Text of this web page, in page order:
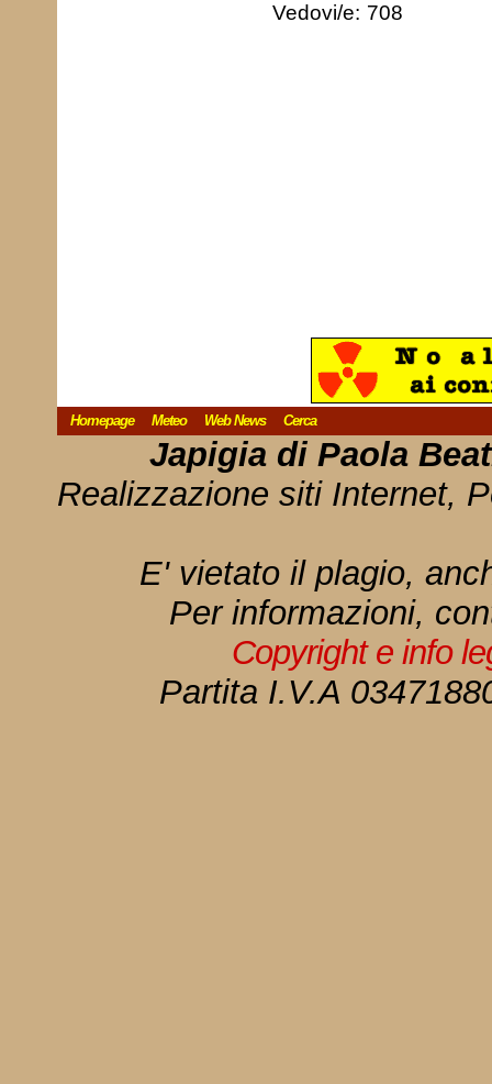
Vedovi/e: 708
Homepage Meteo Web News Cerca
Japigia di Paola
Realizzazione siti Internet,
E' vietato il plagio,
Per informazioni,
Copyright e info
Partita I.V.A